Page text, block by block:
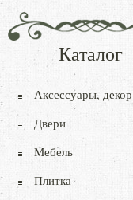
Каталог
Аксессуары, декор
Двери
Мебель
Плитка